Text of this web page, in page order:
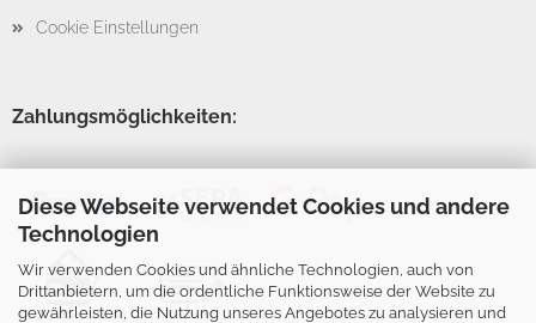
Diese Webseite verwendet Cookies und andere
Technologien
Wir verwenden Cookies und ähnliche Technologien, auch von
Drittanbietern, um die ordentliche Funktionsweise der Website zu
gewährleisten, die Nutzung unseres Angebotes zu analysieren und
Cookie Einstellungen
Zahlungsmöglichkeiten: